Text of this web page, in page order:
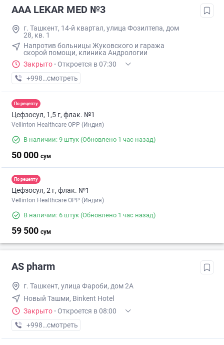
AAA LEKAR MED №3
г. Ташкент, 14-й квартал, улица Фозилтепа, дом
28, кв. 1
Напротив больницы Жуковского и гаража
скорой помощи, клиника Андрологии
Закрыто · Откроется в 07:30
+998 (97) XXX-XX-XX
смотреть
По рецепту
Цефзосул, 1,5 г, флак. №1
Vellinton Healthcare OPP (Индия)
В наличии: 9 штук (Обновлено 1 час назад)
50 000 сум
По рецепту
Цефзосул, 2 г, флак. №1
Vellinton Healthcare OPP (Индия)
В наличии: 6 штук (Обновлено 1 час назад)
59 500 сум
AS pharm
г. Ташкент, улица Фароби, дом 2А
Новый Ташми, Binkent Hotel
Закрыто · Откроется в 08:00
+998 (93) XXX-XX-XX
смотреть